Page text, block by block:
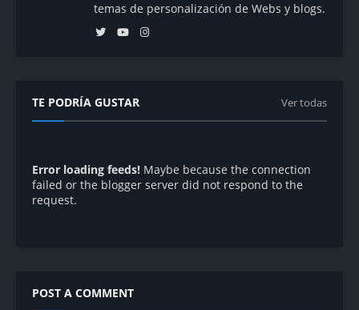
temas de personalización de Webs y blogs.
TE PODRÍA GUSTAR Ver todas
Error loading feeds! Maybe because the connection
failed or the blogger server did not respond to the
request.
POST A COMMENT